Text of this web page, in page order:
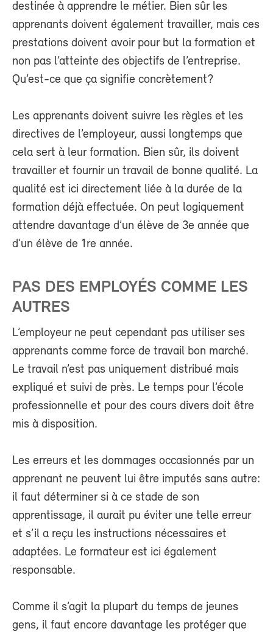
destinée à apprendre le métier. Bien sûr les
apprenants doivent également travailler, mais ces
prestations doivent avoir pour but la formation et
non pas l’atteinte des objectifs de l’entreprise.
Qu’est-ce que ça signifie concrètement?
Les apprenants doivent suivre les règles et les
directives de l’employeur, aussi longtemps que
cela sert à leur formation. Bien sûr, ils doivent
travailler et fournir un travail de bonne qualité. La
qualité est ici directement liée à la durée de la
formation déjà effectuée. On peut logiquement
attendre davantage d’un élève de 3e année que
d’un élève de 1 re année.
PAS DES EMPLOYÉS COMME LES
AUTRES
L’employeur ne peut cependant pas utiliser ses
apprenants comme force de travail bon marché.
Le travail n’est pas uniquement distribué mais
expliqué et suivi de près. Le temps pour l’école
professionnelle et pour des cours divers doit être
mis à disposition.
Les erreurs et les dommages occasionnés par un
apprenant ne peuvent lui être imputés sans autre:
il faut déterminer si à ce stade de son
apprentissage, il aurait pu éviter une telle erreur
et s’il a reçu les instructions nécessaires et
adaptées. Le formateur est ici également
responsable.
Comme il s’agit la plupart du temps de jeunes
gens, il faut encore davantage les protéger que